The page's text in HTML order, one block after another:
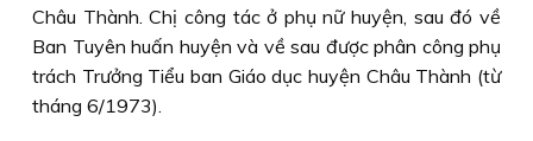
Châu Thành. Chị công tác ở phụ nữ huyện, sau đó về
Ban Tuyên huấn huyện và về sau được phân công phụ
trách Trưởng Tiểu ban Giáo dục huyện Châu Thành (từ
tháng 6/1973).